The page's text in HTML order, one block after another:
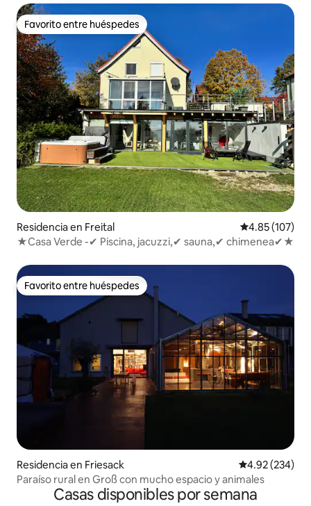
Favorito entre huéspedes
Favorito entre huéspedes
Residencia en Freital Calificación
4.85 (107)
★Casa Verde -✔ Piscina, jacuzzi,✔ sauna,✔ chimenea✔★
Favorito entre huéspedes
Favorito entre huéspedes
Residencia en Friesack Calificación
4.92 (234)
Paraíso rural en Groß con mucho espacio y animales
Casas disponibles por semana